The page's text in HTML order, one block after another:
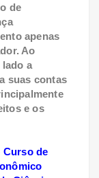
de
apenas
Ao
a
suas contas
e os
Curso de